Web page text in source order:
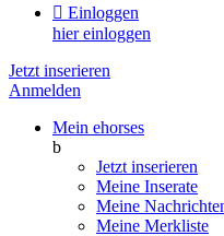
 Einloggen
hier einloggen
Jetzt inserieren
Anmelden
Mein ehorses
b
Jetzt inserieren
Meine Inserate
Meine
Meine Merkliste